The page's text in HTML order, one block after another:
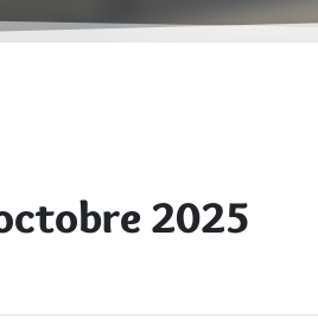
2025